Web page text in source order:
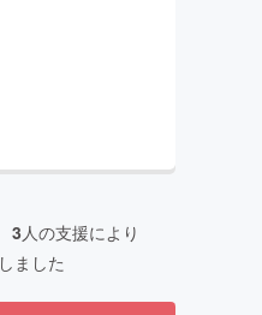
3人の支援により
ました